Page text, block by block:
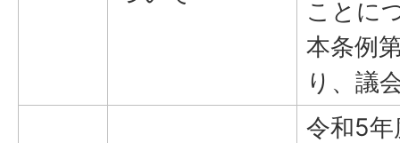
ことに
本条例
り、議
令和5